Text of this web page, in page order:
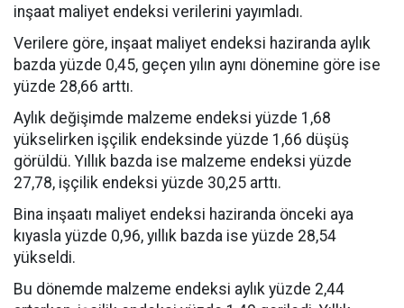
inşaat maliyet endeksi verilerini yayımladı.
Verilere göre, inşaat maliyet endeksi haziranda aylık
bazda yüzde 0,45, geçen yılın aynı dönemine göre ise
yüzde 28,66 arttı.
Aylık değişimde malzeme endeksi yüzde 1,68
yükselirken işçilik endeksinde yüzde 1,66 düşüş
görüldü. Yıllık bazda ise malzeme endeksi yüzde
27,78, işçilik endeksi yüzde 30,25 arttı.
Bina inşaatı maliyet endeksi haziranda önceki aya
kıyasla yüzde 0,96, yıllık bazda ise yüzde 28,54
yükseldi.
Bu dönemde malzeme endeksi aylık yüzde 2,44